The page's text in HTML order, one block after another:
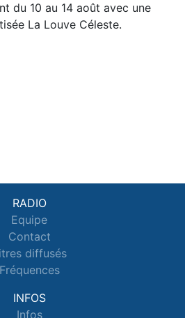
du 10 au 14 août avec une
La Louve Céleste.
RADIO
Equipe
Contact
diffusés
Fréquences
INFOS
Infos